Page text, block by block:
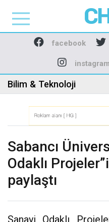
Chemlife
facebook
instagram
Bilim & Teknoloji
Sabancı
Odaklı
paylaştı
Sanayi Odaklı